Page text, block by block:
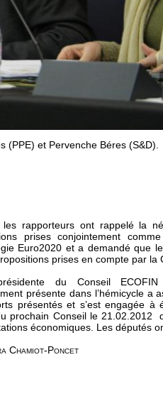
(PPE) et Pervenche Béres (S&D).
les rapporteurs ont rappelé la
prises conjointement
Euro2020 et a demandé que
prises en compte par la
du Conseil ECOFIN
présente dans l’hémicycle a
présentés et s’est engagée à
prochain Conseil le 21.02.2012
économiques. Les députés
Chamiot-Poncet